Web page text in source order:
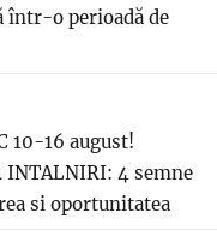
într-o perioadă de
10-16 august!
INTALNIRI: 4 semne
si oportunitatea